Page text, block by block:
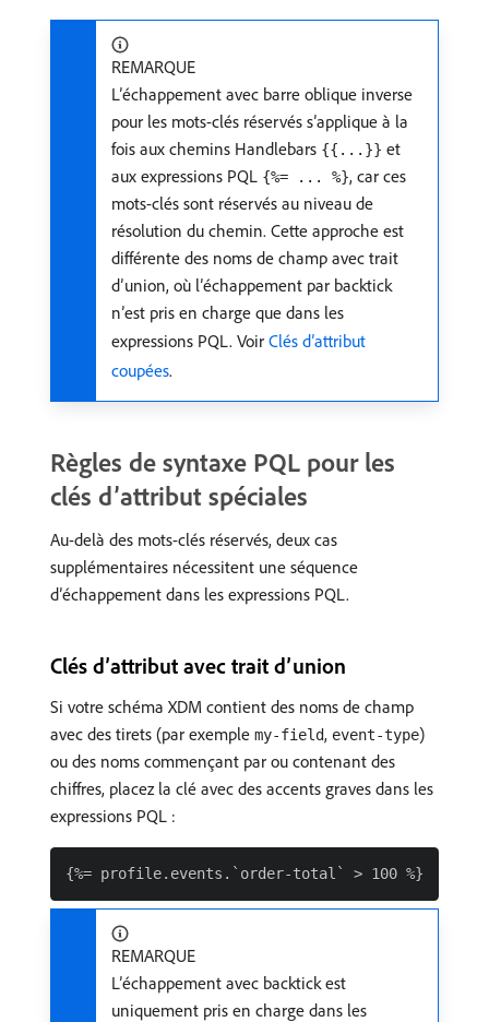
REMARQUE
L’échappement avec barre oblique inverse
pour les mots-clés réservés s’applique à la
fois aux chemins Handlebars {{...}} et
aux expressions PQL {%= ... %}, car ces
mots-clés sont réservés au niveau de
résolution du chemin. Cette approche est
différente des noms de champ avec trait
d’union, où l’échappement par backtick
n’est pris en charge que dans les
expressions PQL. Voir Clés d’attribut
coupées.
Règles de syntaxe PQL pour les
clés d’attribut spéciales
Au-delà des mots-clés réservés, deux cas
supplémentaires nécessitent une séquence
d’échappement dans les expressions PQL.
Clés d’attribut avec trait d’union
Si votre schéma XDM contient des noms de champ
avec des tirets (par exemple my-field, event-type)
ou des noms commençant par ou contenant des
chiffres, placez la clé avec des accents graves dans les
expressions PQL :
REMARQUE
L’échappement avec backtick est
uniquement pris en charge dans les